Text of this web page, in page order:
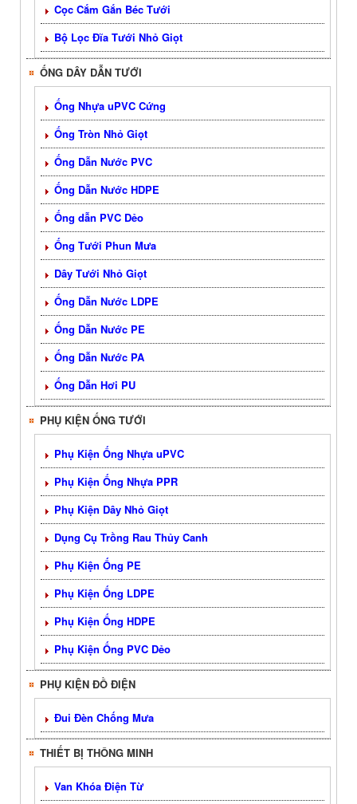
Cọc Cắm Gắn Béc Tưới
Bộ Lọc Đĩa Tưới Nhỏ Giọt
ỐNG DÂY DẪN TƯỚI
Ống Nhựa uPVC Cứng
Ống Tròn Nhỏ Giọt
Ống Dẫn Nước PVC
Ống Dẫn Nước HDPE
Ống dẫn PVC Dẻo
Ống Tưới Phun Mưa
Dây Tưới Nhỏ Giọt
Ống Dẫn Nước LDPE
Ống Dẫn Nước PE
Ống Dẫn Nước PA
Ống Dẫn Hơi PU
PHỤ KIỆN ỐNG TƯỚI
Phụ Kiện Ống Nhựa uPVC
Phụ Kiện Ống Nhựa PPR
Phụ Kiện Dây Nhỏ Giọt
Dụng Cụ Trồng Rau Thủy Canh
Phụ Kiện Ống PE
Phụ Kiện Ống LDPE
Phụ Kiện Ống HDPE
Phụ Kiện Ống PVC Dẻo
PHỤ KIỆN ĐỒ ĐIỆN
Đui Đèn Chống Mưa
THIẾT BỊ THÔNG MINH
Van Khóa Điện Từ